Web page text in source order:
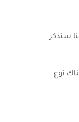
سنذكر
نوع